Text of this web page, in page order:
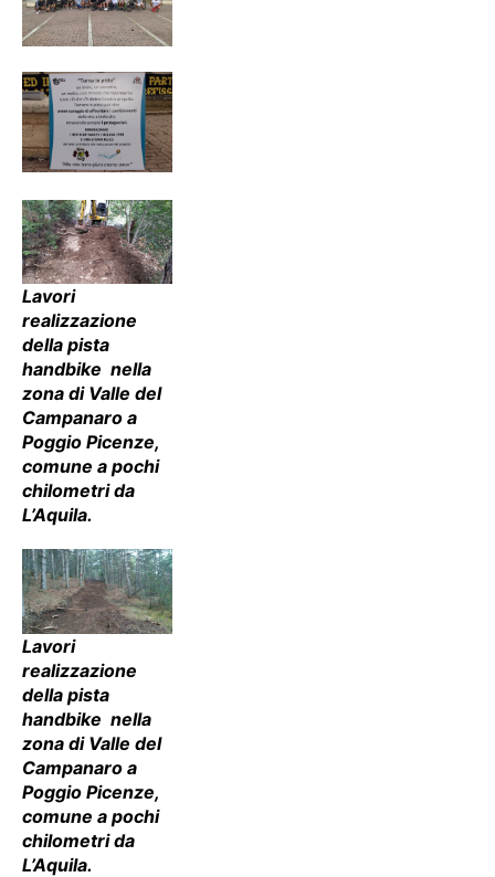
Lavori
realizzazione
della pista
handbike nella
zona di Valle del
Campanaro a
Poggio Picenze,
comune a pochi
chilometri da
L’Aquila.
Lavori
realizzazione
della pista
handbike nella
zona di Valle del
Campanaro a
Poggio Picenze,
comune a pochi
chilometri da
L’Aquila.